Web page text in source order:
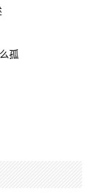
孤